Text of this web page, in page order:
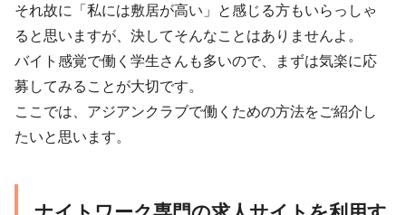
それ故に「私には敷居が高い」と感じる方もいらっしゃ
ると思いますが、決してそんなことはありませんよ。
バイト感覚で働く学生さんも多いので、まずは気楽に応
募してみることが大切です。
ここでは、アジアンクラブで働くための方法をご紹介し
たいと思います。